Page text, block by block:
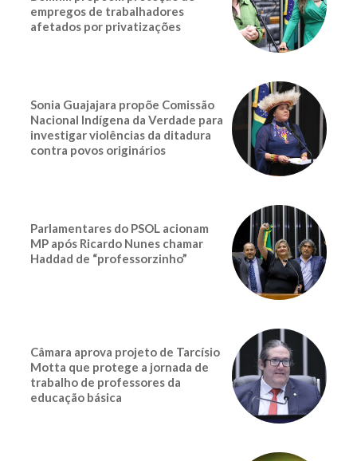
empregos de trabalhadores
afetados por privatizações
Sonia Guajajara propõe Comissão
Nacional Indígena da Verdade para
investigar violências da ditadura
contra povos originários
Parlamentares do PSOL acionam
MP após Ricardo Nunes chamar
Haddad de “professorzinho”
Câmara aprova projeto de Tarcísio
Motta que protege a jornada de
trabalho de professores da
educação básica